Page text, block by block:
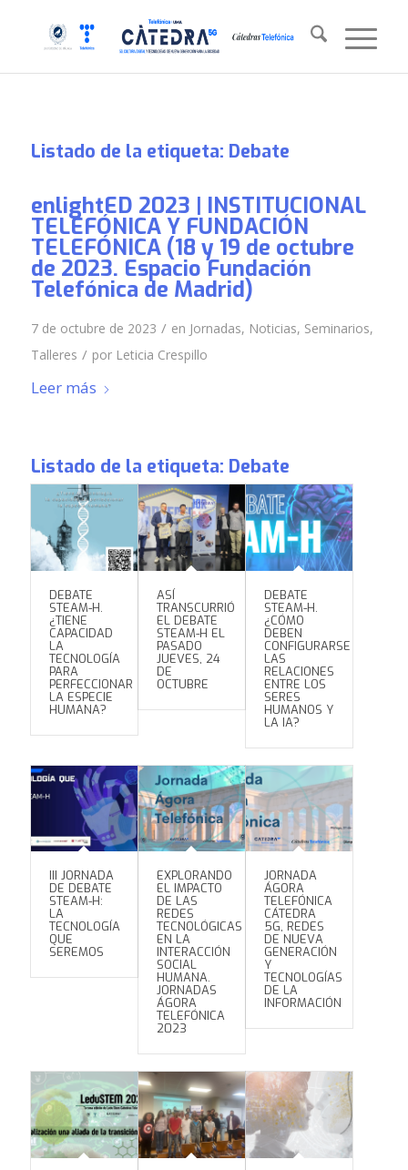
Listado de la etiqueta: Debate
enlightED 2023 | INSTITUCIONAL
TELEFÓNICA Y FUNDACIÓN
TELEFÓNICA (18 y 19 de octubre
de 2023. Espacio Fundación
Telefónica de Madrid)
7 de octubre de 2023 / en Jornadas, Noticias, Seminarios,
Talleres / por Leticia Crespillo
Leer más
Listado de la etiqueta: Debate
DEBATE
STEAM-H.
¿TIENE
CAPACIDAD
LA
TECNOLOGÍA
PARA
PERFECCIONAR
LA ESPECIE
HUMANA?
ASÍ
TRANSCURRIÓ
EL DEBATE
STEAM-H EL
PASADO
JUEVES, 24
DE
OCTUBRE
DEBATE
STEAM-H.
¿CÓMO
DEBEN
CONFIGURARSE
LAS
RELACIONES
ENTRE LOS
SERES
HUMANOS Y
LA IA?
III JORNADA
DE DEBATE
STEAM-H:
LA
TECNOLOGÍA
QUE
SEREMOS
EXPLORANDO
EL IMPACTO
DE LAS
REDES
TECNOLÓGICAS
EN LA
INTERACCIÓN
SOCIAL
HUMANA.
JORNADAS
ÁGORA
TELEFÓNICA
2023
JORNADA
ÁGORA
TELEFÓNICA
CÁTEDRA
5G, REDES
DE NUEVA
GENERACIÓN
Y
TECNOLOGÍAS
DE LA
INFORMACIÓN